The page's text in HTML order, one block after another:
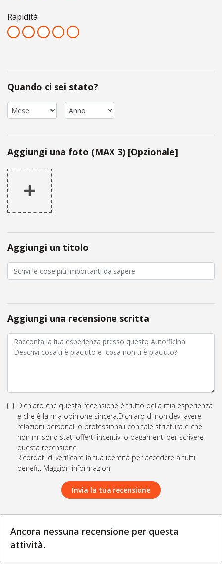
Rapidità
Quando ci sei stato?
Aggiungi una foto (MAX 3) [Opzionale]
Aggiungi un titolo
Aggiungi una recensione scritta
Dichiaro che questa recensione è frutto della mia esperienza
e che è la mia opinione sincera.Dichiaro di non devi avere
relazioni personali o professionali con tale struttura e che
non mi sono stati offerti incentivi o pagamenti per scrivere
questa recensione.
Ricordati di verificare la tua identità per accedere a tutti i
benefit. Maggiori informazioni
Invia la tua recensione
Ancora nessuna recensione per questa
attività.